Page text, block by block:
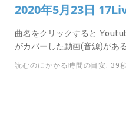
2020年5月23日
曲名をクリックすると
がカバーした動画(音源)があ
読むのにかかる時間の目安: 39